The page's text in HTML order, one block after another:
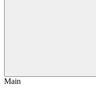
Main